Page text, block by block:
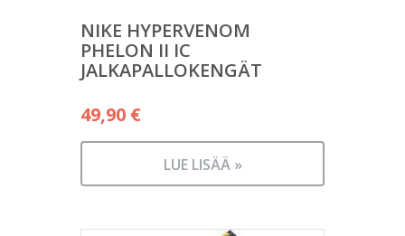
NIKE HYPERVENOM
PHELON II IC
JALKAPALLOKENGÄT
49,90 €
LUE LISÄÄ »